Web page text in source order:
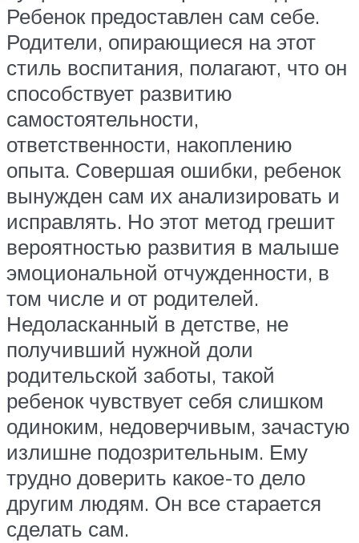
Ребенок предоставлен сам себе.
Родители, опирающиеся на этот
стиль воспитания, полагают, что он
способствует развитию
самостоятельности,
ответственности, накоплению
опыта. Совершая ошибки, ребенок
вынужден сам их анализировать и
исправлять. Но этот метод грешит
вероятностью развития в малыше
эмоциональной отчужденности, в
том числе и от родителей.
Недоласканный в детстве, не
получивший нужной доли
родительской заботы, такой
ребенок чувствует себя слишком
одиноким, недоверчивым, зачастую
излишне подозрительным. Ему
трудно доверить какое-то дело
другим людям. Он все старается
сделать сам.